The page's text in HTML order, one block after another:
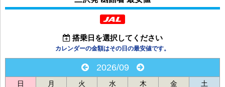
搭乗日を選択してください
カレンダーの金額はその日の最安値です。
2026/09
日 月 火 水 木 金 土